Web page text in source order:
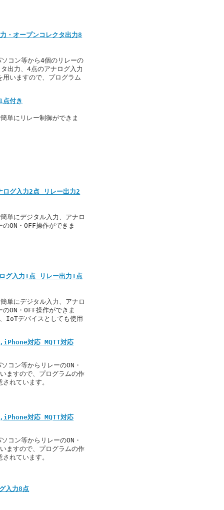
オープンコレクタ出力8
コン等から4個のリレーの
出力、4点のアナログ入力
いますので、プログラム
付き
単にリレー制御ができま
グ入力2点 リレー出力2
単にデジタル入力、アナロ
ON・OFF操作ができま
入力1点 リレー出力1点
単にデジタル入力、アナロ
ON・OFF操作ができま
IoTデバイスとしても使用
対応 MQTT対応
コン等からリレーのON・
ますので、プログラムの作
れています。
対応 MQTT対応
コン等からリレーのON・
ますので、プログラムの作
れています。
入力8点